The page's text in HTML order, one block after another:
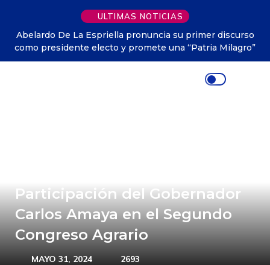
ULTIMAS NOTICIAS
Abelardo De La Espriella pronuncia su primer discurso
como presidente electo y promete una “Patria Milagro”
Participación del Gobernador
Carlos Amaya en el Segundo
Congreso Agrario
MAYO 31, 2024 2693